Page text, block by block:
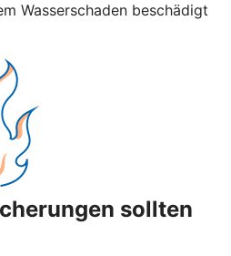
Wasserschaden beschädigt
sollten